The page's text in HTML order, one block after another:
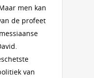
men kan
de profeet
van